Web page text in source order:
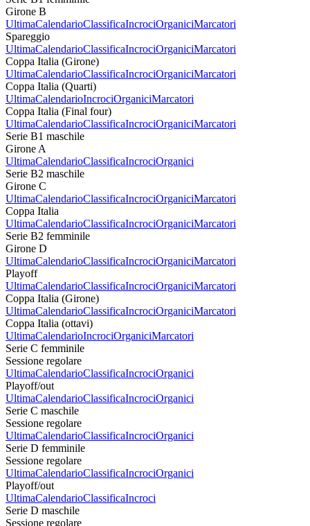
Girone B
UltimaCalendarioClassificaIncrociOrganiciMarcatori
Spareggio
UltimaCalendarioClassificaIncrociOrganiciMarcatori
Coppa Italia (Girone)
UltimaCalendarioClassificaIncrociOrganiciMarcatori
Coppa Italia (Quarti)
UltimaCalendarioIncrociOrganiciMarcatori
Coppa Italia (Final four)
UltimaCalendarioClassificaIncrociOrganiciMarcatori
Serie B1 maschile
Girone A
UltimaCalendarioClassificaIncrociOrganici
Serie B2 maschile
Girone C
UltimaCalendarioClassificaIncrociOrganiciMarcatori
Coppa Italia
UltimaCalendarioClassificaIncrociOrganiciMarcatori
Serie B2 femminile
Girone D
UltimaCalendarioClassificaIncrociOrganiciMarcatori
Playoff
UltimaCalendarioClassificaIncrociOrganiciMarcatori
Coppa Italia (Girone)
UltimaCalendarioClassificaIncrociOrganiciMarcatori
Coppa Italia (ottavi)
UltimaCalendarioIncrociOrganiciMarcatori
Serie C femminile
Sessione regolare
UltimaCalendarioClassificaIncrociOrganici
Playoff/out
UltimaCalendarioClassificaIncrociOrganici
Serie C maschile
Sessione regolare
UltimaCalendarioClassificaIncrociOrganici
Serie D femminile
Sessione regolare
UltimaCalendarioClassificaIncrociOrganici
Playoff/out
UltimaCalendarioClassificaIncroci
Serie D maschile
Sessione regolare